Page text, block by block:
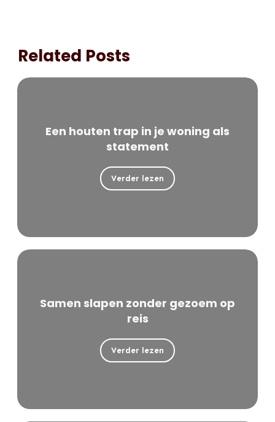
Related Posts
Een houten trap in je woning als
statement
Verder lezen
Samen slapen zonder gezoem op
reis
Verder lezen